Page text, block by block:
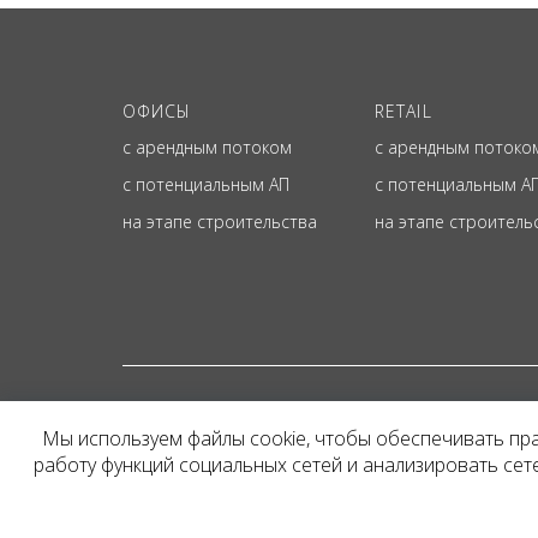
ОФИСЫ
с арендным потоком
с потенциальным АП
на этапе строительства
RETAIL
с арендным
с потенциальным
на этапе
Представленная на
и не является
Мы используем файлы cookie, чтобы обеспечивать
работу функций социальных сетей и анализировать